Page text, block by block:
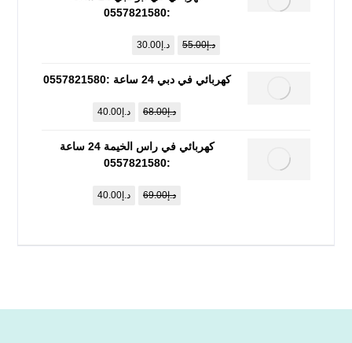
:0557821580
د.إ55.00 د.إ 30.00
كهربائي في دبي 24 ساعة :0557821580
د.إ68.00 د.إ 40.00
كهربائي في راس الخيمة 24 ساعة
:0557821580
د.إ69.00 د.إ 40.00